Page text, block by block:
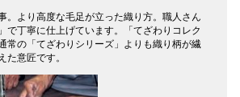
。より高度な毛足が立った織り方。職人さん
で丁寧に仕上げています。「てざわりコレク
常の「てざわりシリーズ」よりも織り柄が繊
た意匠です。